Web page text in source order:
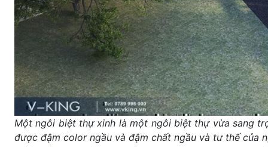
Một ngôi biệt thự xinh là một ngôi biệt thự vừa sang
được đậm color ngầu và đậm chất ngầu và tư thế của